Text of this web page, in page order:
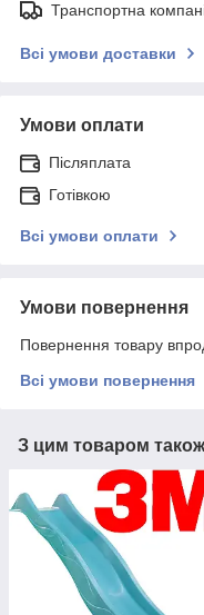
Транспортна
Всі умови доставки
Умови оплати
Післяплата
Готівкою
Всі умови оплати
Умови повернення
Повернення товару
Всі умови повернення
З цим товаром